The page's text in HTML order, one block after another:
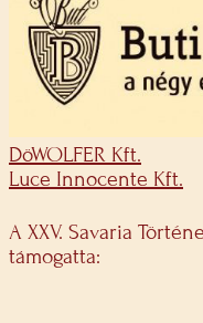
DöWOLFER Kft.
Luce Innocente Kft.
A XXV. Savaria
támogatta: